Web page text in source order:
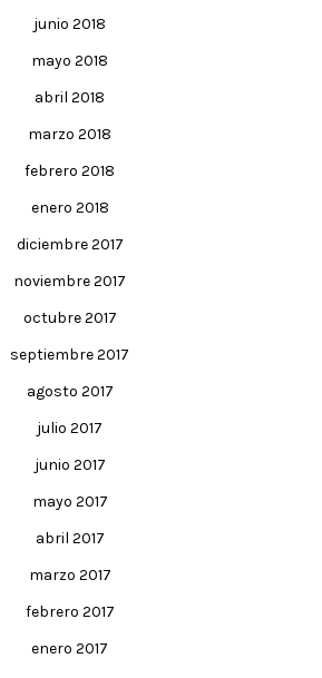
junio 2018
mayo 2018
abril 2018
marzo 2018
febrero 2018
enero 2018
diciembre 2017
noviembre 2017
octubre 2017
septiembre 2017
agosto 2017
julio 2017
junio 2017
mayo 2017
abril 2017
marzo 2017
febrero 2017
enero 2017